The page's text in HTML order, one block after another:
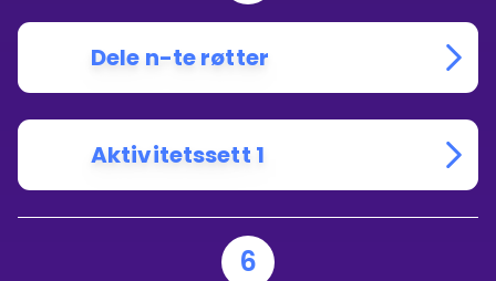
Dele n-te røtter
Aktivitetssett 1
6